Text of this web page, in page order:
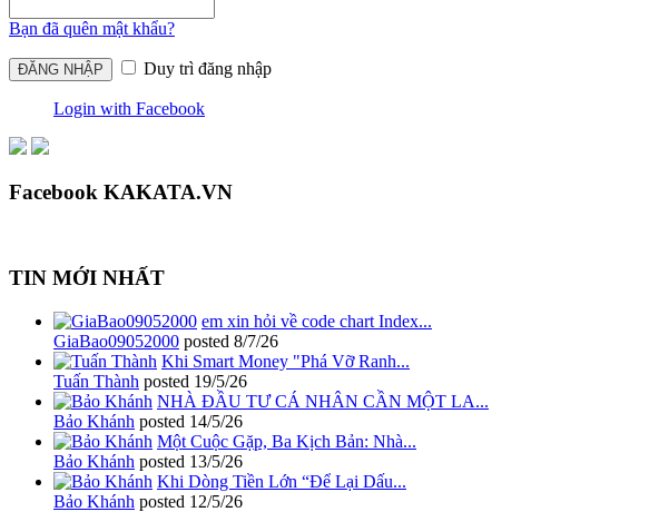
Bạn đã quên mật khẩu?
Duy trì đăng nhập
Login with Facebook
Facebook KAKATA.VN
TIN MỚI NHẤT
em xin hỏi về code chart Index...
GiaBao09052000 posted 8/7/26
Khi Smart Money "Phá Vỡ Ranh...
Tuấn Thành posted 19/5/26
NHÀ ĐẦU TƯ CÁ NHÂN CẦN MỘT LA...
Bảo Khánh posted 14/5/26
Một Cuộc Gặp, Ba Kịch Bản: Nhà...
Bảo Khánh posted 13/5/26
Khi Dòng Tiền Lớn “Để Lại Dấu...
Bảo Khánh posted 12/5/26